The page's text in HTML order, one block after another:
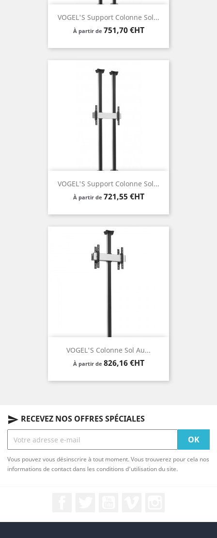
VOGEL'S Support Colonne Sol...
À partir de Prix
751,70 €HT
VOGEL'S Support Colonne Sol...
À partir de Prix
721,55 €HT
VOGEL'S Colonne Sol Au...
À partir de Prix
826,16 €HT
send RECEVEZ NOS OFFRES SPÉCIALES
Vous pouvez vous désinscrire à tout moment. Vous trouverez pour cela nos
informations de contact dans les conditions d'utilisation du site.